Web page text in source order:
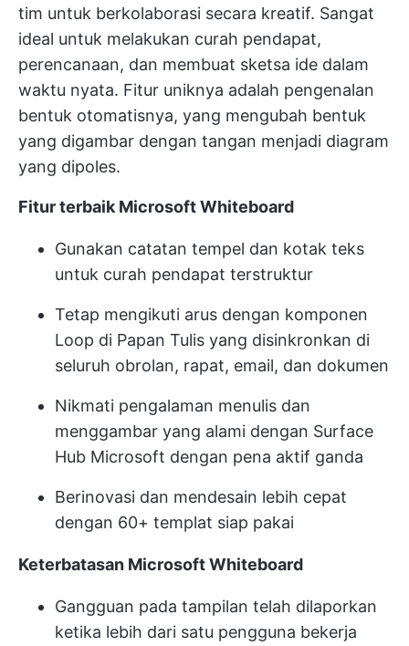
tim untuk berkolaborasi secara kreatif. Sangat
ideal untuk melakukan curah pendapat,
perencanaan, dan membuat sketsa ide dalam
waktu nyata. Fitur uniknya adalah pengenalan
bentuk otomatisnya, yang mengubah bentuk
yang digambar dengan tangan menjadi diagram
yang dipoles.
Fitur terbaik Microsoft Whiteboard
Gunakan catatan tempel dan kotak teks
untuk curah pendapat terstruktur
Tetap mengikuti arus dengan komponen
Loop di Papan Tulis yang disinkronkan di
seluruh obrolan, rapat, email, dan dokumen
Nikmati pengalaman menulis dan
menggambar yang alami dengan Surface
Hub Microsoft dengan pena aktif ganda
Berinovasi dan mendesain lebih cepat
dengan 60+ templat siap pakai
Keterbatasan Microsoft Whiteboard
Gangguan pada tampilan telah dilaporkan
ketika lebih dari satu pengguna bekerja